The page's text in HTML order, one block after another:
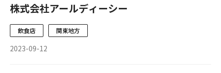
株式会社アールディーシー
飲食店 関東地方
2023-09-12